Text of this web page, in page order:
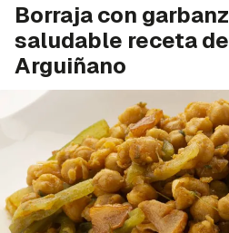
Borraja con
saludable receta
Arguiñano